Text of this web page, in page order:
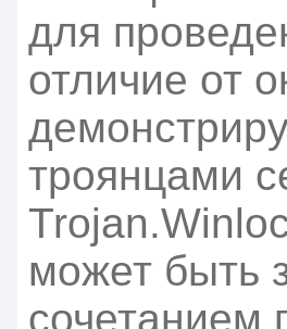
для
отличие от
троянцами
может быть
сочетанием